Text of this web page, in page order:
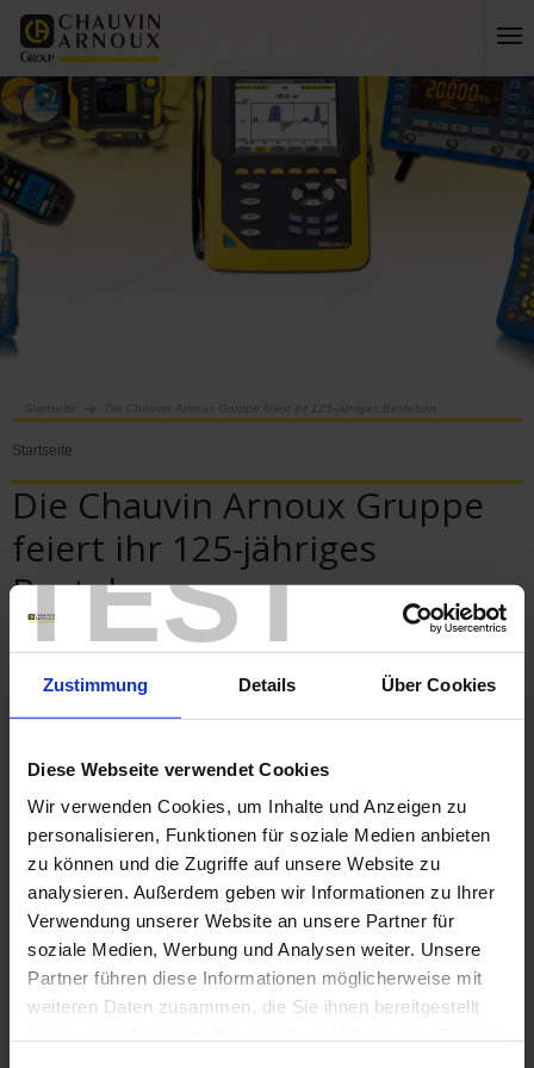
TEST
Zustimmung Details Über Cookies
Diese Webseite verwendet Cookies
Wir verwenden Cookies, um Inhalte und Anzeigen zu
personalisieren, Funktionen für soziale Medien anbieten
zu können und die Zugriffe auf unsere Website zu
analysieren. Außerdem geben wir Informationen zu Ihrer
Verwendung unserer Website an unsere Partner für
soziale Medien, Werbung und Analysen weiter. Unsere
Partner führen diese Informationen möglicherweise mit
weiteren Daten zusammen, die Sie ihnen bereitgestellt
Startseite Die Chauvin Arnoux Gruppe feiert ihr 125-jähriges Bestehen
Startseite
Die Chauvin Arnoux Gruppe
feiert ihr 125-jähriges
Bestehen
Ein Jubiläum, das unter dem Motto: Innovation,
Digitalisierung und Internationalisierung steht.
125 Jahre Innovation, vom ersten Universal-Prüfer 1927, dem Vorläufer
des Multimeters, bis zum neuesten Oszilloskop, dem Scopix IV, das
Ende letzten Jahres auf den Markt kam.
125 Jahre Messgeräte-Entwicklung in unseren 6 Konstruktionsbüros.